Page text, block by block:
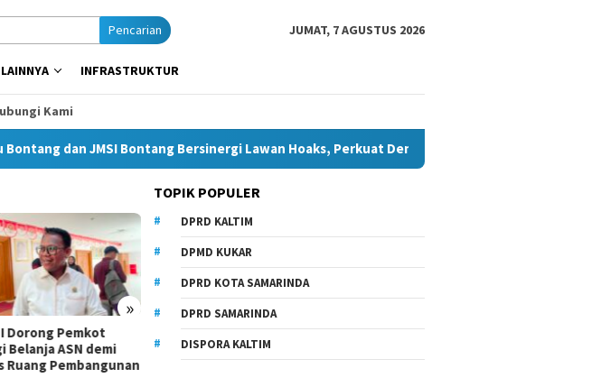
Pencarian JUMAT, 7 AGUSTUS 2026
LAINNYA INFRASTRUKTUR
Kami
dan JMSI Bontang Bersinergi Lawan Hoaks, Perkuat Demokrasi Jelang Pemilu 2029
»
Daerah Belum Ada,
Pemkot
Beri Perhatian
6.000 Anak Belum dan Putus
Sekolah di Samarinda, Komisi
IV Minta Penanganan
Bawaslu Bontang dan JMSI
TOPIK POPULER
DPRD KALTIM
DPMD KUKAR
DPRD KOTA SAMARINDA
DPRD SAMARINDA
DISPORA KALTIM